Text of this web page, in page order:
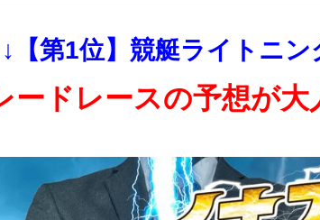
【第1位】競艇ライトニン
ードレースの予想が大